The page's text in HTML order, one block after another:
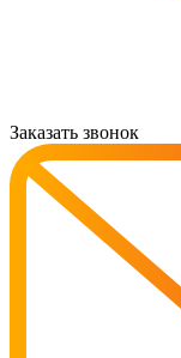
Заказать звонок